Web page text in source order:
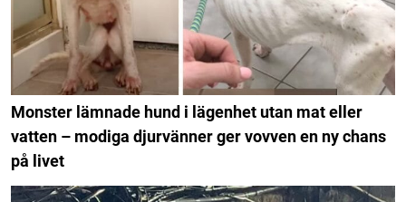
Monster lämnade hund i lägenhet utan mat eller
vatten – modiga djurvänner ger vovven en ny chans
på livet